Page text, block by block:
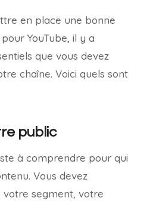
en place une bonne
YouTube, il y a
que vous devez
chaîne. Voici quels sont
public
à comprendre pour qui
Vous devez
segment, votre